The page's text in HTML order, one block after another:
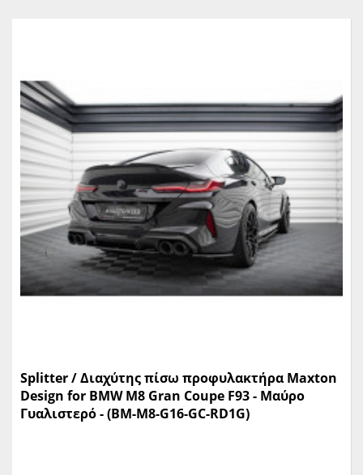
Splitter / Διαχύτης πίσω προφυλακτήρα Maxton
Design for BMW M8 Gran Coupe F93 - Μαύρο
Γυαλιστερό - (BM-M8-G16-GC-RD1G)